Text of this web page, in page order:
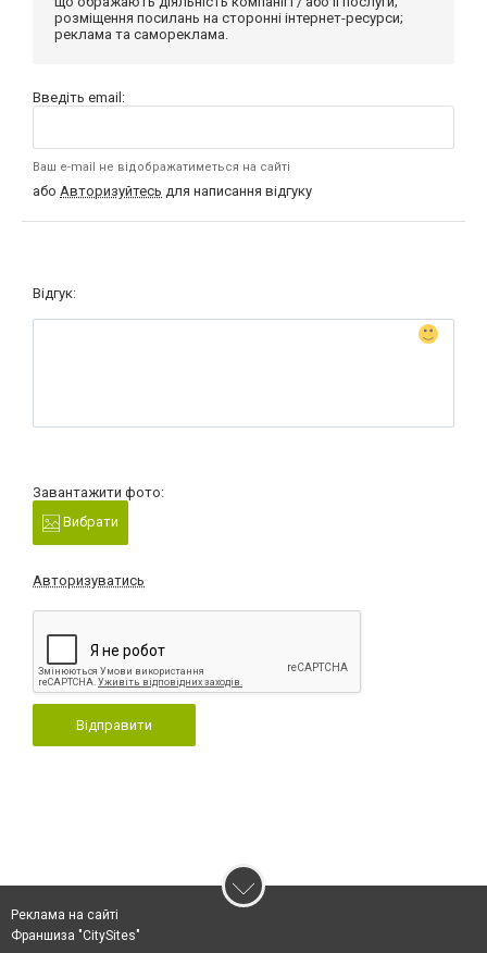
розміщення посилань на сторонні інтернет-ресурси;
реклама та самореклама.
Введіть email:
Ваш e-mail не відображатиметься на сайті
або Авторизуйтесь для написання відгуку
Відгук:
Завантажити фото:
Вибрати
Авторизуватись
Відправити
Реклама на сайті
Франшиза "CitySites"